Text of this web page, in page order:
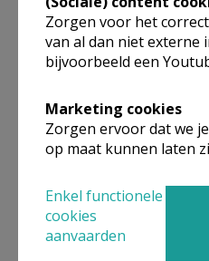
achteraan van links naar
vooraan: Lobke en Marie ©
Zorgen voor het
van al dan niet externe
bijvoorbeeld een
Marketing cookies
Zorgen ervoor dat we
op maat kunnen laten
Enkel functionele
cookies
aanvaarden